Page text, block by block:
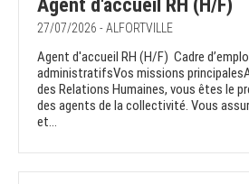
Agent d'accueil RH (H/F)
27/07/2026 - ALFORTVILLE
Agent d'accueil RH (H/F) Cadre
administratifsVos missions
des Relations Humaines, vous êtes le
des agents de la collectivité. Vous
et...